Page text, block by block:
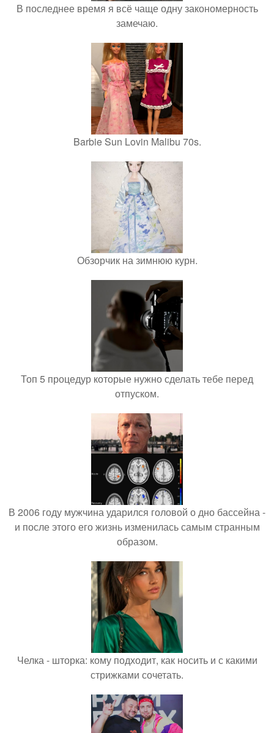
В последнее время я всё чаще одну закономерность
замечаю.
Barbie Sun Lovin Malibu 70s.
Обзорчик на зимнюю курн.
Топ 5 процедур которые нужно сделать тебе перед
отпуском.
В 2006 году мужчина ударился головой о дно бассейна -
и после этого его жизнь изменилась самым странным
образом.
Челка - шторка: кому подходит, как носить и с какими
стрижками сочетать.